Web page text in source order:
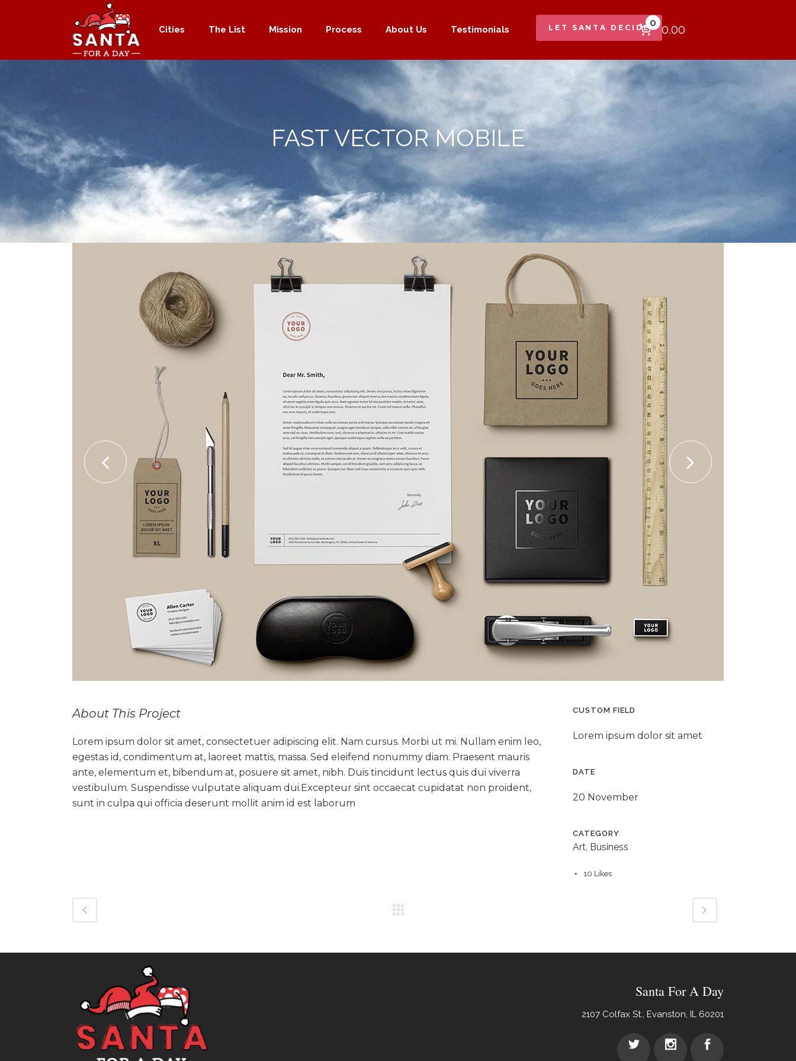
LET SANTA DECIDE0
$0.00
Cities The List Mission Process About Us Testimonials
FAST VECTOR MOBILE
About This Project
Lorem ipsum dolor sit amet, consectetuer adipiscing elit. Nam cursus. Morbi ut mi. Nullam enim leo,
egestas id, condimentum at, laoreet mattis, massa. Sed eleifend nonummy diam. Praesent mauris
ante, elementum et, bibendum at, posuere sit amet, nibh. Duis tincidunt lectus quis dui viverra
vestibulum. Suspendisse vulputate aliquam dui.Excepteur sint occaecat cupidatat non proident,
sunt in culpa qui officia deserunt mollit anim id est laborum
CUSTOM FIELD
Lorem ipsum dolor sit amet
DATE
20 November
CATEGORY
Art, Business
10 Likes
Santa For A Day
2107 Colfax St., Evanston, IL 60201